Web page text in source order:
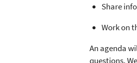
Share
Work on
An agenda
questions.